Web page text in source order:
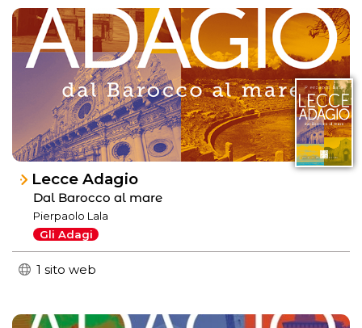
Lecce Adagio
Dal Barocco al mare
Pierpaolo Lala
Gli Adagi
1 sito web